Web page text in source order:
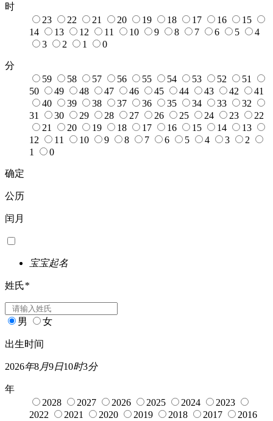
时
23
22 21 20 19 18 17 16
15
14
13 12 11 10 9 8 7 6 5
4
3
2 1 0
分
59
58 57 56 55 54 53 52
51
50
49 48 47 46 45 44 43 42
41
40
39 38 37 36 35 34 33
32
31
30 29 28 27 26 25 24 23
22
21
20 19 18 17 16 15 14
13
12
11 10 9 8 7 6 5 4 3
2
1
0
确定
公历
闰月
宝宝起名
姓氏*
男 女
出生时间
2026年8月9日10时3分
年
2028
2027 2026 2025 2024
2023
2022
2021 2020 2019 2018 2017
2016